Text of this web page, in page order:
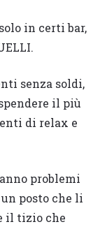
in certi bar,
senza soldi,
il più
di relax e
problemi
posto che li
il tizio che